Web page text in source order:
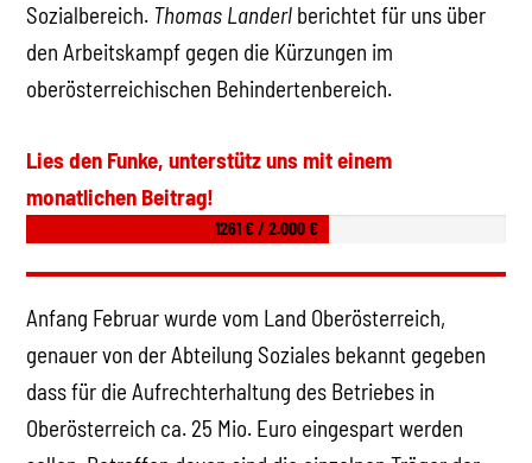
Sozialbereich. Thomas Landerl berichtet für uns über
den Arbeitskampf gegen die Kürzungen im
oberösterreichischen Behindertenbereich.
Lies den Funke, unterstütz uns mit einem
monatlichen Beitrag!
1261 € / 2.000 €
Anfang Februar wurde vom Land Oberösterreich,
genauer von der Abteilung Soziales bekannt gegeben
dass für die Aufrechterhaltung des Betriebes in
Oberösterreich ca. 25 Mio. Euro eingespart werden